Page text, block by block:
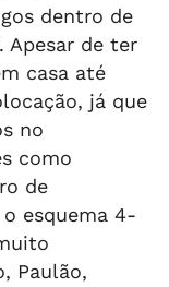
dentro de
Apesar de ter
casa até
já que
no
como
de
esquema 4-
Paulão,